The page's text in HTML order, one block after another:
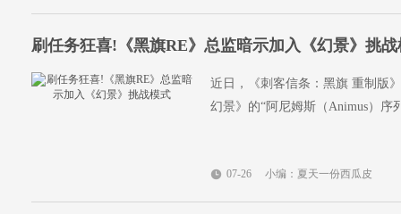
刷任务狂喜!《黑旗RE》总监暗示加入《幻景》挑战
近日，《刺客信条：黑旗 重制版
幻景》的“阿尼姆斯（Animus）序
07-26 小编：夏天一份西瓜皮